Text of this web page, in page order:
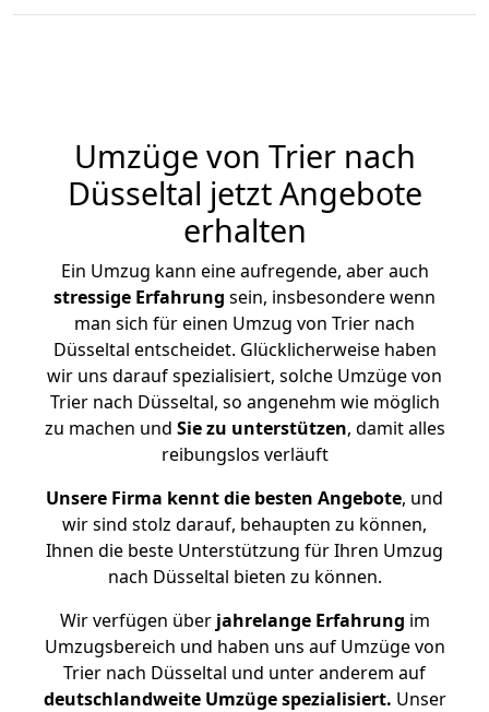
Umzüge von Trier nach
Düsseltal jetzt Angebote
erhalten
Ein Umzug kann eine aufregende, aber auch
stressige Erfahrung sein, insbesondere wenn
man sich für einen Umzug von Trier nach
Düsseltal entscheidet. Glücklicherweise haben
wir uns darauf spezialisiert, solche Umzüge von
Trier nach Düsseltal, so angenehm wie möglich
zu machen und Sie zu unterstützen, damit alles
reibungslos verläuft
Unsere Firma kennt die besten Angebote, und
wir sind stolz darauf, behaupten zu können,
Ihnen die beste Unterstützung für Ihren Umzug
nach Düsseltal bieten zu können.
Wir verfügen überjahrelange Erfahrung im
Umzugsbereich und haben uns auf Umzüge von
Trier nach Düsseltal und unter anderem auf
deutschlandweite Umzüge spezialisiert. Unser